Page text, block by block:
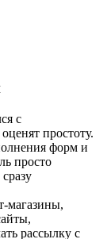
с
простоту.
форм и
просто
магазины,
рассылку с